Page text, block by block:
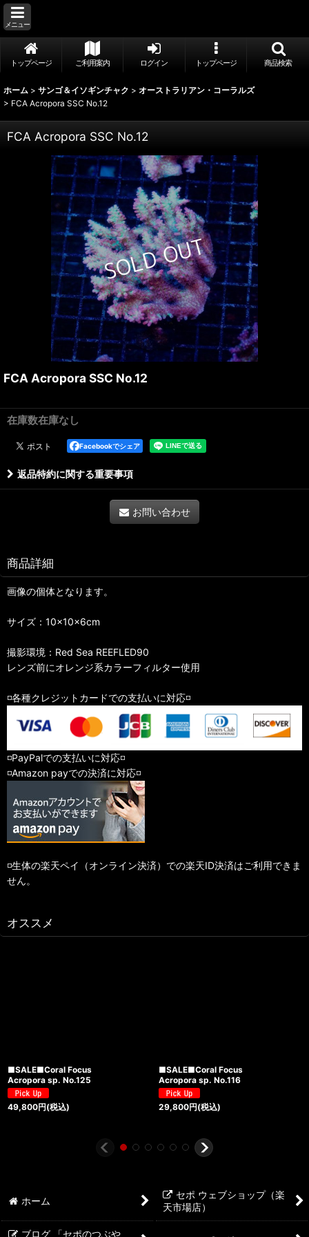
メニュー
トップページ ご利用案内 ログイン トップページ 商品検索
ホーム > サンゴ＆イソギンチャク > オーストラリアン・コーラルズ
> FCA Acropora SSC No.12
FCA Acropora SSC No.12
FCA Acropora SSC No.12
在庫数在庫なし
Facebookでシェア
返品特約に関する重要事項
お問い合わせ
商品詳細
画像の個体となります。
サイズ：10×10×6cm
撮影環境：Red Sea REEFLED90
レンズ前にオレンジ系カラーフィルター使用
◽️各種クレジットカードでの支払いに対応◽️
◽️PayPalでの支払いに対応◽️
◽️Amazon payでの決済に対応◽️
◽️生体の楽天ペイ（オンライン決済）での楽天ID決済はご利用できま
せん。
オススメ
■SALE■Coral Focus
Acropora sp. No.125
49,800円(税込)
■SALE■Coral Focus
Acropora sp. No.116
29,800円(税込)
ホーム
セポ ウェブショップ（楽
天市場店）
ブログ 「セポのつぶや